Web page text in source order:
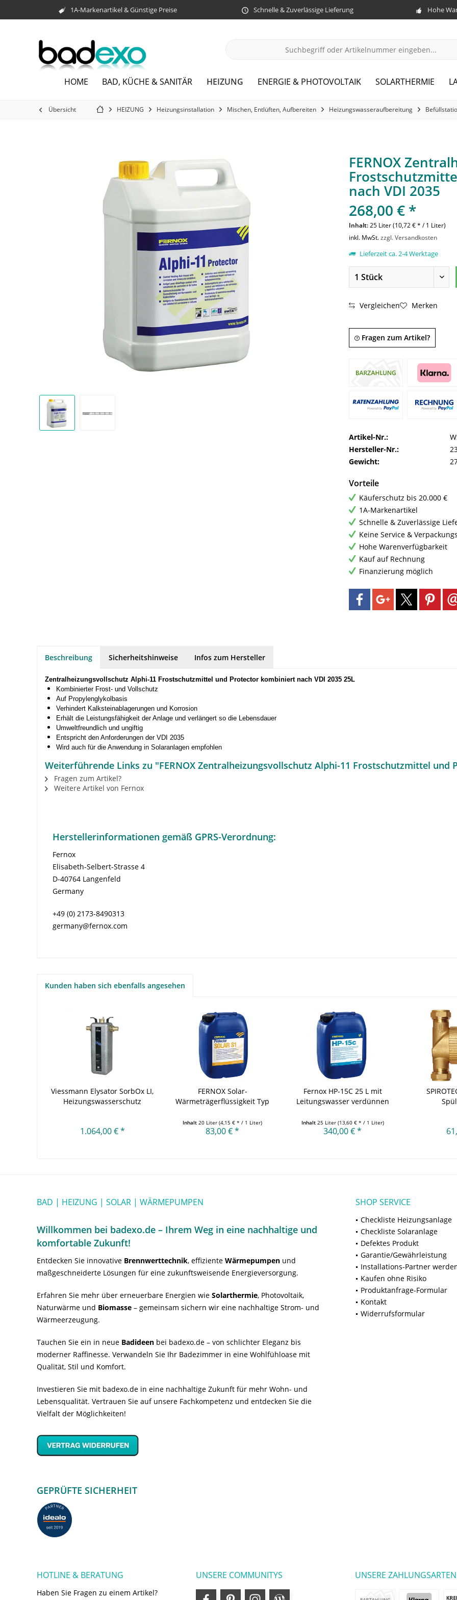
1A-Markenartikel & Günstige Preise Schnelle & Zuverlässige Lieferung Hohe
HOME BAD, KÜCHE & SANITÄR HEIZUNG ENERGIE & PHOTOVOLTAIK SOLARTHERMIE
Übersicht HEIZUNG Heizungsinstallation Mischen, Entlüften, Aufbereiten Heizungswasseraufbereitung
FERNOX
nach VDI 2035
268,00 € *
Inhalt:25 Liter (10,72 € * / 1 Liter)
inkl. MwSt.zzgl. Versandkosten
Lieferzeit ca. 2-4 Werktage
Vergleichen Merken
Fragen zum Artikel?
Artikel-Nr.:
Hersteller-Nr.:
Gewicht:
Vorteile
Käuferschutz bis 20.000 €
1A-Markenartikel
Schnelle & Zuverlässige
Keine Service &
Hohe Warenverfügbarkeit
Kauf auf Rechnung
Finanzierung möglich
Beschreibung Sicherheitshinweise Infos zum Hersteller
Zentralheizungsvollschutz Alphi-11 Frostschutzmittel und Protector kombiniert nach VDI 2035 25L
Kombinierter Frost- und Vollschutz
Auf Propylenglykolbasis
Verhindert Kalksteinablagerungen und Korrosion
Erhält die Leistungsfähigkeit der Anlage und verlängert so die Lebensdauer
Umweltfreundlich und ungiftig
Entspricht den Anforderungen der VDI 2035
Wird auch für die Anwendung in Solaranlagen empfohlen
Weiterführende Links zu "FERNOX Zentralheizungsvollschutz Alphi-11 Frostschutzmittel und
Fragen zum Artikel?
Weitere Artikel von Fernox
Herstellerinformationen gemäß GPRS-Verordnung:
Fernox
Elisabeth-Selbert-Strasse 4
D-40764 Langenfeld
Germany
+49 (0) 2173-8490313
germany@fernox.com
Kunden haben sich ebenfalls angesehen
Viessmann Elysator SorbOx LI,
Heizungswasserschutz
1.064,00 € *
FERNOX Solar-
Wärmeträgerflüssigkeit Typ
Inhalt20 Liter(4,15 € * / 1 Liter)
83,00 € *
Fernox HP-15C 25 L mit
Leitungswasser verdünnen
Inhalt 25 Liter (13,60 € * / 1 Liter)
340,00 € *
BAD | HEIZUNG | SOLAR | WÄRMEPUMPEN
Willkommen bei badexo.de – Ihrem Weg in eine nachhaltige und
komfortable Zukunft!
Entdecken Sie innovative Brennwerttechnik, effiziente Wärmepumpen und
maßgeschneiderte Lösungen für eine zukunftsweisende Energieversorgung.
Erfahren Sie mehr über erneuerbare Energien wie Solarthermie, Photovoltaik,
Naturwärme und Biomasse – gemeinsam sichern wir eine nachhaltige Strom- und
Wärmeerzeugung.
Tauchen Sie ein in neue Badideen bei badexo.de – von schlichter Eleganz bis
moderner Raffinesse. Verwandeln Sie Ihr Badezimmer in eine Wohlfühloase mit
Qualität, Stil und Komfort.
Investieren Sie mit badexo.de in eine nachhaltige Zukunft für mehr Wohn- und
Lebensqualität. Vertrauen Sie auf unsere Fachkompetenz und entdecken Sie die
Vielfalt der Möglichkeiten!
GEPRÜFTE SICHERHEIT
SHOP SERVICE
Checkliste Heizungsanlage
Checkliste Solaranlage
Defektes Produkt
Garantie/Gewährleistung
Installations-Partner
Kaufen ohne Risiko
Produktanfrage-Formular
Kontakt
Widerrufsformular
HOTLINE & BERATUNG
Haben Sie Fragen zu einem Artikel?
UNSERE COMMUNITYS UNSERE ZAHLUNGSARTEN